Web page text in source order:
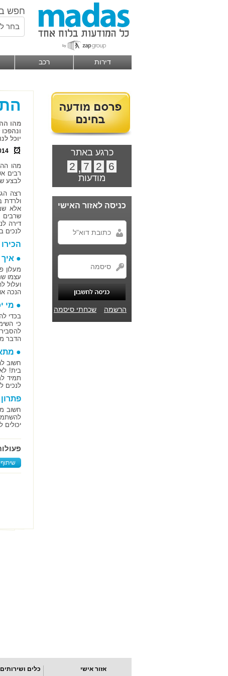
חפש
בחר
דירות רכב
כרגע באתר
6
2
7
,
2
מודעות
כניסה לאזור האישי
הרשמה שכחתי סיסמה
מהו
יוכל
מהו
רבים
לבצע
רצה
ולרדת
אלא
שרבים
דירה
לנכים
●
מעלון
עצמו
ועלול
הנכה
● מי
בכדי
כי
הדבר
●
חשוב
תמיד
לנכים
חשוב
אזור אישי כלים ושירותים